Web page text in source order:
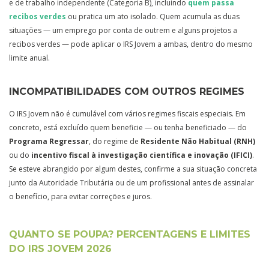
e de trabalho independente (Categoria B), incluindo quem passa
recibos verdes ou pratica um ato isolado. Quem acumula as duas
situações — um emprego por conta de outrem e alguns projetos a
recibos verdes — pode aplicar o IRS Jovem a ambas, dentro do mesmo
limite anual.
INCOMPATIBILIDADES COM OUTROS REGIMES
O IRS Jovem não é cumulável com vários regimes fiscais especiais. Em
concreto, está excluído quem beneficie — ou tenha beneficiado — do
Programa Regressar, do regime de Residente Não Habitual (RNH)
ou do incentivo fiscal à investigação científica e inovação (IFICI).
Se esteve abrangido por algum destes, confirme a sua situação concreta
junto da Autoridade Tributária ou de um profissional antes de assinalar
o benefício, para evitar correções e juros.
QUANTO SE POUPA? PERCENTAGENS E LIMITES
DO IRS JOVEM 2026